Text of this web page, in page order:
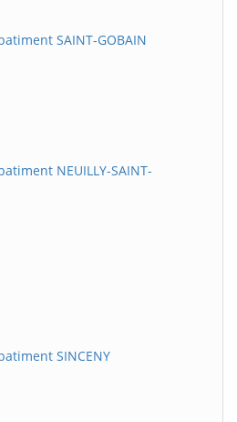
SAINT-GOBAIN
NEUILLY-SAINT-
SINCENY